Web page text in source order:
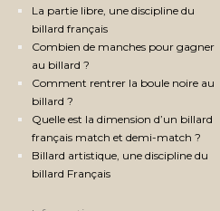
La partie libre, une discipline du
billard français
Combien de manches pour gagner
au billard ?
Comment rentrer la boule noire au
billard ?
Quelle est la dimension d’un billard
français match et demi-match ?
Billard artistique, une discipline du
billard Français